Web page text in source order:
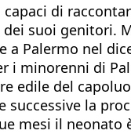
di
suoi genitori.
Palermo nel
i minorenni di
edile del
la
mesi il neonato